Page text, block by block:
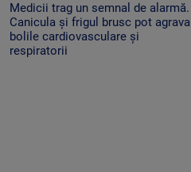
Medicii trag un semnal de alarmă.
Canicula și frigul brusc pot agrava
bolile cardiovasculare și
respiratorii